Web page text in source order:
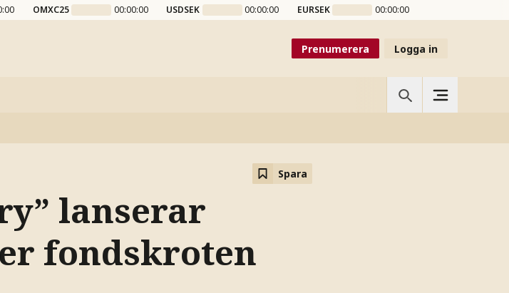
OMXC25 00:00:00 USDSEK 00:00:00 EURSEK 00:00:00
Prenumerera Logga in
Spara
lanserar
fondskroten